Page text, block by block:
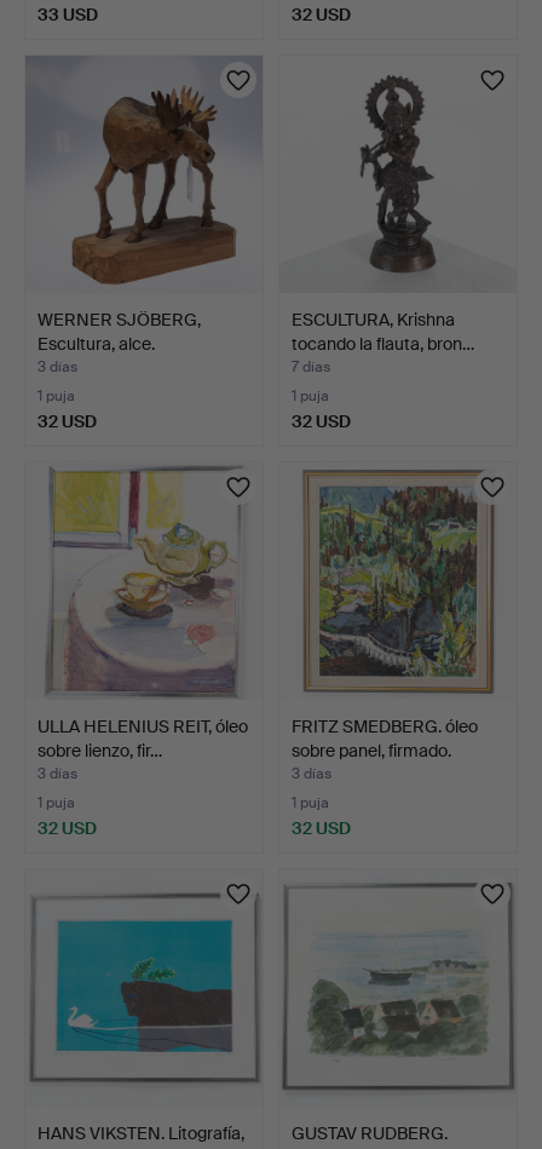
33 USD
32 USD
WERNER SJÖBERG,
Escultura, alce.
3 días
1 puja
32 USD
ESCULTURA, Krishna
tocando la flauta, bron…
7 días
1 puja
32 USD
ULLA HELENIUS REIT, óleo
sobre lienzo, fir…
3 días
1 puja
32 USD
FRITZ SMEDBERG. óleo
sobre panel, firmado.
3 días
1 puja
32 USD
HANS VIKSTEN. Litografía,
GUSTAV RUDBERG.